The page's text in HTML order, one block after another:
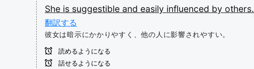
She is suggestible and easily influenced by others.
翻訳する
彼女は暗示にかかりやすく、他の人に影響されやすい。
読めるようになる
話せるようになる